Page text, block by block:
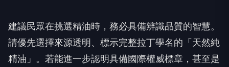
建議民眾在挑選精油時，務必具備辨識品質的智慧。
請優先選擇來源透明、標示完整拉丁學名的「天然純
精油」。若能進一步認明具備國際權威標章，甚至是